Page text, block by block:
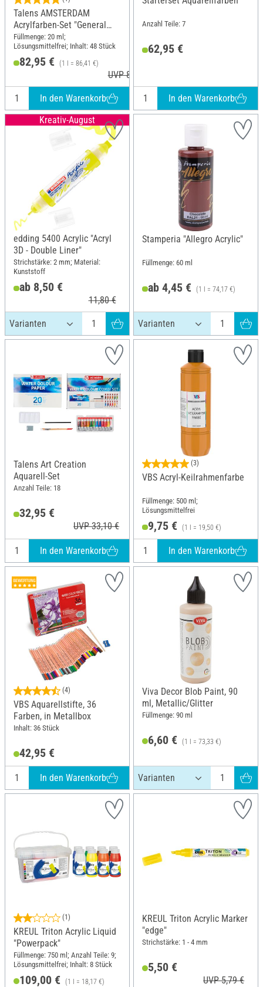
Talens AMSTERDAM
Acrylfarben-Set "General
Selection 48"
Füllmenge: 20 ml;
Lösungsmittelfrei; Inhalt: 48 Stück
82,95 € (1 l = 86,41 €)
UVP 83,75 €
In den Warenkorb
Anzahl Teile: 7
62,95 €
In den Warenkorb
Kreativ-August
edding 5400 Acrylic "Acryl
3D - Double Liner"
Strichstärke: 2 mm; Material:
Kunststoff
ab 8,50 €
11,80 €
Stamperia "Allegro Acrylic"
Füllmenge: 60 ml
ab 4,45 € (1 l = 74,17 €)
Talens Art Creation
Aquarell-Set
Anzahl Teile: 18
32,95 €
UVP 33,10 €
In den Warenkorb
(3)
VBS Acryl-Keilrahmenfarbe
Füllmenge: 500 ml;
Lösungsmittelfrei
9,75 € (1 l = 19,50 €)
In den Warenkorb
(4)
VBS Aquarellstifte, 36
Farben, in Metallbox
Inhalt: 36 Stück
42,95 €
In den Warenkorb
Viva Decor Blob Paint, 90
ml, Metallic/Glitter
Füllmenge: 90 ml
6,60 € (1 l = 73,33 €)
(1)
KREUL Triton Acrylic Liquid
"Powerpack"
Füllmenge: 750 ml; Anzahl Teile: 9;
Lösungsmittelfrei; Inhalt: 8 Stück
109,00 € (1 l = 18,17 €)
KREUL Triton Acrylic Marker
"edge"
Strichstärke: 1 - 4 mm
5,50 €
UVP 5,79 €